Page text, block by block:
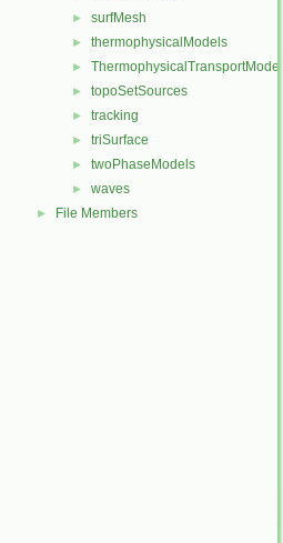
► surfMesh
► thermophysicalModels
► ThermophysicalTransportModels
► topoSetSources
► tracking
► triSurface
► twoPhaseModels
► waves
► File Members